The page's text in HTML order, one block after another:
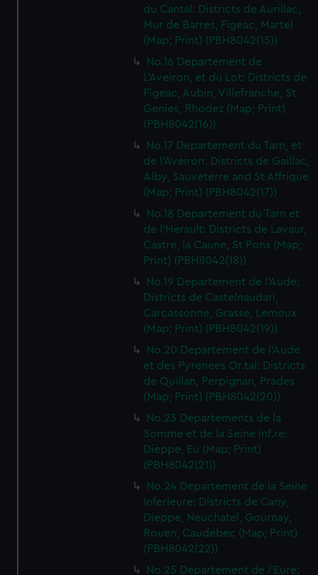
du Cantal: Districts de Aurillac,
Mur de Barres, Figeac, Martel
(Map; Print) (PBH8042(15))
No.16 Departement de
L'Aveiron, et du Lot: Districts de
Figeac, Aubin, Villefranche, St
Genies, Rhodez (Map; Print)
(PBH8042(16))
No.17 Departement du Tarn, et
de l'Aveiron: Districts de Gaillac,
Alby, Sauveterre and St Affrique
(Map; Print) (PBH8042(17))
No.18 Departement du Tarn et
de l'Herault: Districts de Lavaur,
Castre, la Caune, St Pons (Map;
Print) (PBH8042(18))
No.19 Departement de l'Aude:
Districts de Castelnaudari,
Carcassonne, Grasse, Lemoux
(Map; Print) (PBH8042(19))
No.20 Departement de l'Aude
et des Pyrenees Or.tal: Districts
de Quillan, Perpignan, Prades
(Map; Print) (PBH8042(20))
No.23 Departements de la
Somme et de la Seine inf.re:
Dieppe, Eu (Map; Print)
(PBH8042(21))
No.24 Departement de la Seine
Inferieure: Districts de Cany,
Dieppe, Neuchatel, Gournay,
Rouen, Caudebec (Map; Print)
(PBH8042(22))
No.25 Departement de l'Eure: